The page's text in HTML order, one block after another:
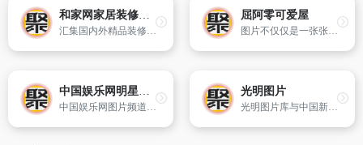
和家网家居装修图片库
汇集国内外精品装修效果图、家装效果图以及装修流行趋势图片赏析,为即将以及正在装修的你提供海量家装图片大全,帮助用户装修出属于自己的温馨家居。
屈阿零可爱屋
图片不仅仅是一张张图片,现在更升华为一种生活态度,一种积极的生活态度,可爱图片传递的是一种欣欣向荣的正能量,在这里您得到的不仅仅是视觉的享受,更能得到积极的态度,所以本站收集互联网流行之图片素材,图片素材大全,并且为提高用户体验而无限努力着。
中国娱乐网明星图片
中国娱乐网图片频道为您提供港台内地明星的高清图片、热辣美女写真、新明星动态、狗仔私密偷拍、独家记录私照、雷人趣味囧图、影视剧照海报等。
光明图片
光明图片库与中国新闻摄影学会合作,汇集广大国内外新闻工作者的佳作,独家发布国际新闻摄影大赛,中国新闻摄影年赛作品,用图片记录世界风云。